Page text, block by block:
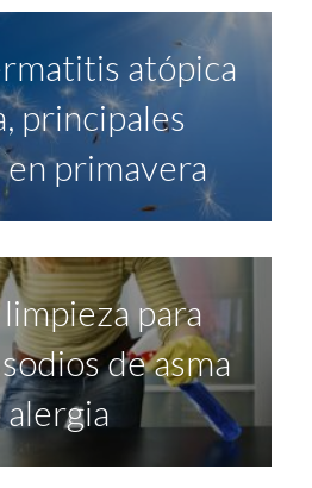
atópica
principales
primavera
para
de asma
alergia